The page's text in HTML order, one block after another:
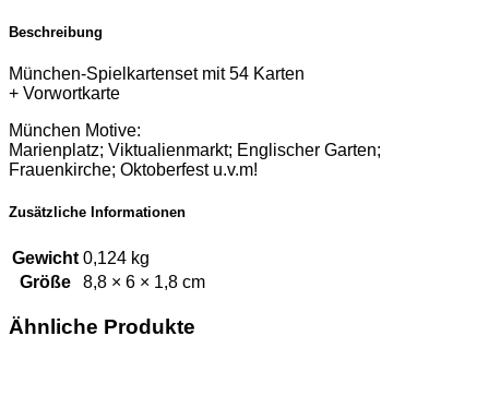
Beschreibung
München-Spielkartenset mit 54 Karten
+ Vorwortkarte
München Motive:
Marienplatz; Viktualienmarkt; Englischer Garten;
Frauenkirche; Oktoberfest u.v.m!
Zusätzliche Informationen
Gewicht 0,124 kg
Größe
8,8 × 6 × 1,8 cm
Ähnliche Produkte